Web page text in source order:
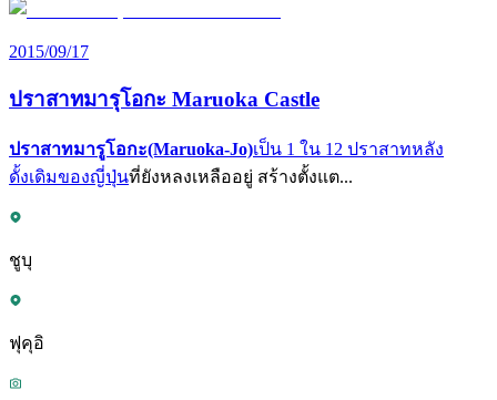
2015/09/17
ปราสาทมารุโอกะ Maruoka Castle
ปราสาทมารูโอกะ(Maruoka-Jo)เป็น 1 ใน 12 ปราสาทหลัง
ดั้งเดิมของญี่ปุ่นที่ยังหลงเหลืออยู่ สร้างตั้งแต...
ชูบุ
ฟุคุอิ